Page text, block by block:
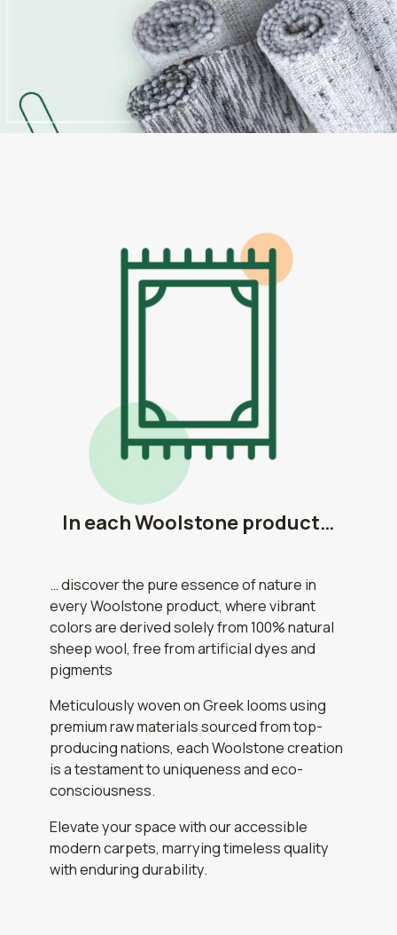
In each Woolstone product…
… discover the pure essence of nature in
every Woolstone product, where vibrant
colors are derived solely from 100% natural
sheep wool, free from artificial dyes and
pigments
Meticulously woven on Greek looms using
premium raw materials sourced from top-
producing nations, each Woolstone creation
is a testament to uniqueness and eco-
consciousness.
Elevate your space with our accessible
modern carpets, marrying timeless quality
with enduring durability.